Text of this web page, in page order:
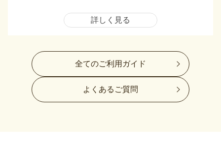
詳しく見る
全てのご利用ガイド
よくあるご質問